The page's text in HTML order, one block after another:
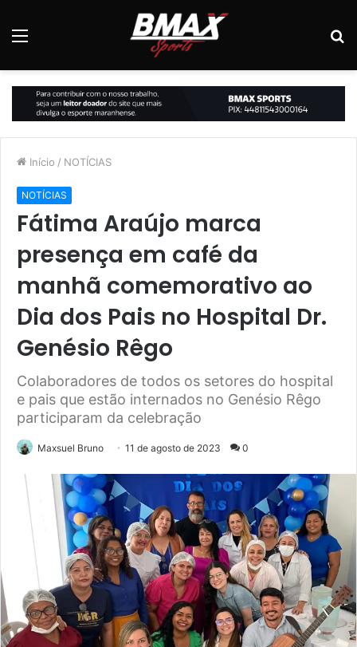
Início / NOTÍCIAS
NOTÍCIAS
Fátima Araújo marca
presença em café da
manhã comemorativo ao
Dia dos Pais no Hospital Dr.
Genésio Rêgo
Colaboradores de todos os setores do hospital
e pais que estão internados no Genésio Rêgo
participaram da celebração
Maxsuel Bruno 11 de agosto de 2023 0